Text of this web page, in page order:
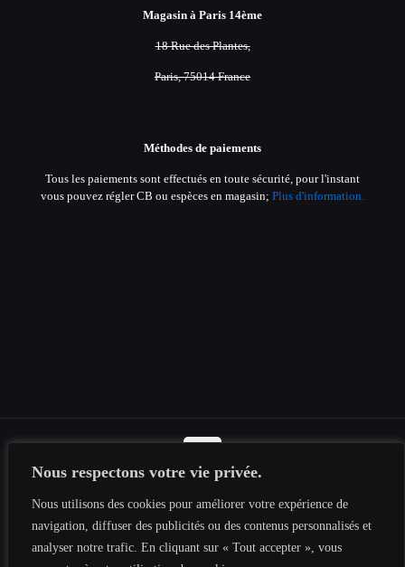
Nous respectons votre vie privée.
Nous utilisons des cookies pour améliorer votre expérience de
navigation, diffuser des publicités ou des contenus personnalisés et
analyser notre trafic. En cliquant sur « Tout accepter », vous
Magasin à Paris 14ème
18 Rue des Plantes,
Paris, 75014 France
Méthodes de paiements
Tous les paiements sont effectués en toute sécurité, pour l'instant
vous pouvez régler CB ou espèces en magasin; Plus d'information.
Informatique|Mentions légales|Politique de confidentialité
Plan du site